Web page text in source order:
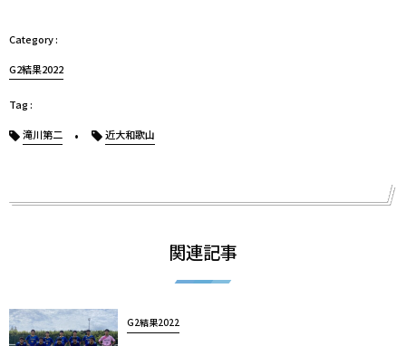
G2結果2022
滝川第二 近大和歌山
関連記事
G2結果2022